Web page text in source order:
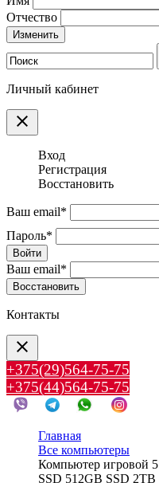
Отчество
Изменить
Личный кабинет
clear
Вход
Регистрация
Восстановить
Ваш email*
Пароль*
Войти
Ваш email*
Воcстановить
Контакты
clear
+375(29)564-75-75
+375(44)564-75-75
Главная
Все компьютеры
Компьютер игровой
SSD 512GB SSD